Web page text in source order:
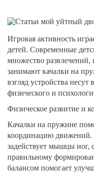
Игровая активность
детей. Современные
множество развлечений,
занимают качалки на
взгляд устройства
физического и
Физическое развитие и
Качалки на пружине
координацию движений.
задействует мышцы ног,
правильному
балансом помогает
Подтверждаю свое
персональных